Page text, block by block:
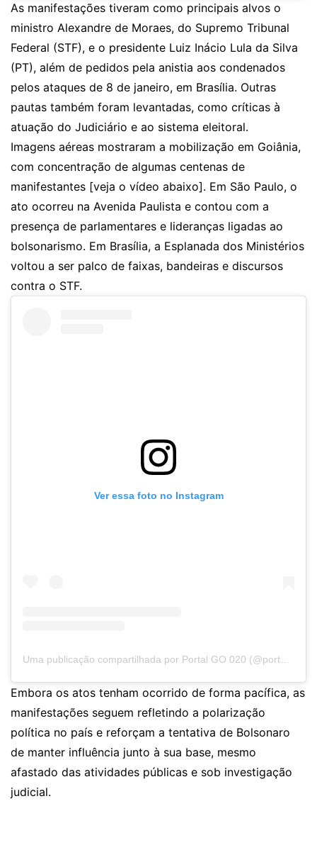
As manifestações tiveram como principais alvos o
ministro Alexandre de Moraes, do Supremo Tribunal
Federal (STF), e o presidente Luiz Inácio Lula da Silva
(PT), além de pedidos pela anistia aos condenados
pelos ataques de 8 de janeiro, em Brasília. Outras
pautas também foram levantadas, como críticas à
atuação do Judiciário e ao sistema eleitoral.
Imagens aéreas mostraram a mobilização em Goiânia,
com concentração de algumas centenas de
manifestantes [veja o vídeo abaixo]. Em São Paulo, o
ato ocorreu na Avenida Paulista e contou com a
presença de parlamentares e lideranças ligadas ao
bolsonarismo. Em Brasília, a Esplanada dos Ministérios
voltou a ser palco de faixas, bandeiras e discursos
contra o STF.
Ver essa foto no Instagram
Embora os atos tenham ocorrido de forma pacífica, as
manifestações seguem refletindo a polarização
política no país e reforçam a tentativa de Bolsonaro
de manter influência junto à sua base, mesmo
afastado das atividades públicas e sob investigação
judicial.